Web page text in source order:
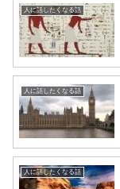
人に話したくなる話
人に話したくなる話
人に話したくなる話